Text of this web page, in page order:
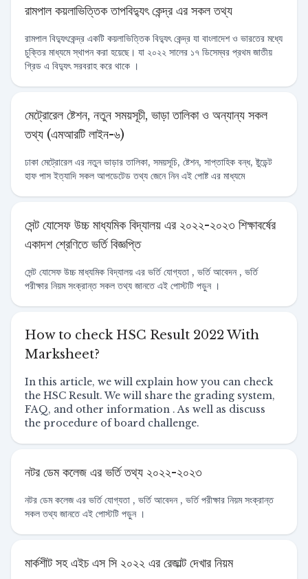
রামপাল কয়লাভিত্তিক তাপবিদ্যুৎ কেন্দ্র এর সকল তথ্য
রামপাল বিদ্যুৎকেন্দ্র একটি কয়লাভিত্তিক বিদ্যুৎ কেন্দ্র যা বাংলাদেশ ও ভারতের মধ্যে
চুক্তির মাধ্যমে স্থাপন করা হয়েছে। যা ২০২২ সালের ১৭ ডিসেম্বর প্রথম জাতীয়
গ্রিড এ বিদ্যুৎ সরবরাহ করে থাকে ।
মেট্রোরেল ষ্টেশন, নতুন সময়সূচী, ভাড়া তালিকা ও অন্যান্য সকল
তথ্য (এমআরটি লাইন-৬)
ঢাকা মেট্রোরেল এর নতুন ভাড়ার তালিকা, সময়সূচি, ষ্টেশন, সাপ্তাহিক বন্ধ, ষ্টুডেন্ট
হাফ পাস ইত্যাদি সকল আপডেটেড তথ্য জেনে নিন এই পোষ্ট এর মাধ্যমে
সেন্ট যোসেফ উচ্চ মাধ্যমিক বিদ্যালয় এর ২০২২-২০২৩ শিক্ষাবর্ষের
একাদশ শ্রেণিতে ভর্তি বিজ্ঞপ্তি
সেন্ট যোসেফ উচ্চ মাধ্যমিক বিদ্যালয় এর ভর্তি যোগ্যতা , ভর্তি আবেদন , ভর্তি
পরীক্ষার নিয়ম সংক্রান্ত সকল তথ্য জানতে এই পোস্টটি পড়ুন ।
How to check HSC Result 2022 With
Marksheet?
In this article, we will explain how you can check
the HSC Result. We will share the grading system,
FAQ, and other information . As well as discuss
the procedure of board challenge.
নটর ডেম কলেজ এর ভর্তি তথ্য ২০২২-২০২৩
নটর ডেম কলেজ এর ভর্তি যোগ্যতা , ভর্তি আবেদন , ভর্তি পরীক্ষার নিয়ম সংক্রান্ত
সকল তথ্য জানতে এই পোস্টটি পড়ুন ।
মার্কশীট সহ এইচ এস সি ২০২২ এর রেজাল্ট দেখার নিয়ম